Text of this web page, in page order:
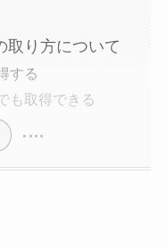
取り方について
する
も取得できる